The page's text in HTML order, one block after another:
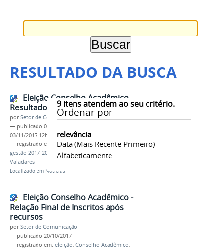
RESULTADO DA BUSCA
9itens atendem ao seu critério.
Ordenar por
relevância
Data (mais Recente Primeiro)
Alfabeticamente
Eleição Conselho Acadêmico -
Resultado Final após recursos
porSetor de Comunicação
— publicado 01/11/2017
03/11/2017 12h09
— registrado em:
eleição ,Conselho Acadêmico,
gestão 2017-2019
ifmg ,campus Governador
Valadares
Localizado em Notícias
Eleição Conselho Acadêmico -
Relação Final de Inscritos após
recursos
porSetor de Comunicação
— publicado 20/10/2017
— registrado em: eleição, Conselho Acadêmico,